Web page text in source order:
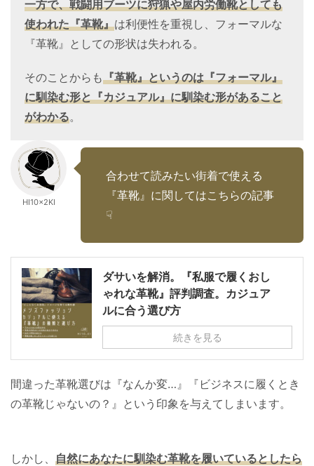
一方で、戦闘用ブーツに狩猟や屋内労働靴としても
使われた『革靴』は利便性を重視し、フォーマルな
『革靴』としての形状は失われる。
そのことからも『革靴』というのは『フォーマル』
に馴染む形と『カジュアル』に馴染む形があること
がわかる。
HI10×2KI
合わせて読みたい街着で使える
『革靴』に関してはこちらの記事
☟
ダサいを解消。『私服で履くおし
ゃれな革靴』評判調査。カジュア
ルに合う選び方
続きを見る
間違った革靴選びは『なんか変…』『ビジネスに履くとき
の革靴じゃないの？』という印象を与えてしまいます。
しかし、 自然にあなたに馴染む革靴を履いているとしたら